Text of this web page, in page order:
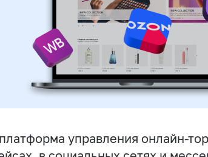
управления онлайн-